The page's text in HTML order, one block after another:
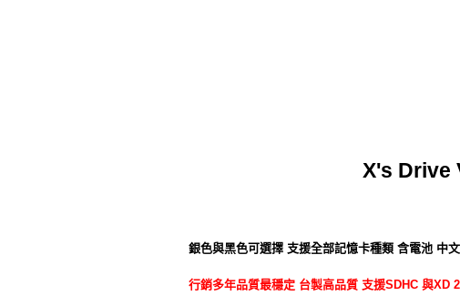
X's Drive
銀色與黑色可選擇 支援全部記憶卡種類 含電池 中
行銷多年品質最穩定 台製高品質 支援SDHC 與XD